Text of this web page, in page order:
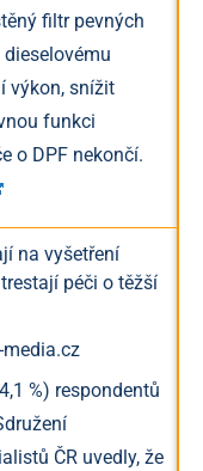
filtr pevných
výkon, snížit
funkci
o DPF nekončí.
na vyšetření
péči o těžší
media.cz
%) respondentů
ČR uvedly, že